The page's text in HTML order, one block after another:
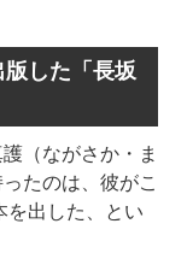
した「長坂
（ながさか・ま
たのは、彼がこ
出した、とい